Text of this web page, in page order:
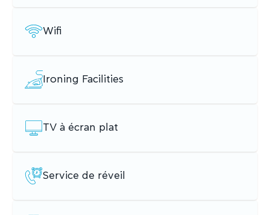
Wifi
Ironing Facilities
TV à écran plat
Service de réveil